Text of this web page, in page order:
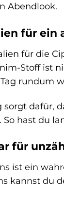
Abendlook.
für ein
für die
Stoff ist
rundum
dafür,
hast du
für
ist ein
kannst du